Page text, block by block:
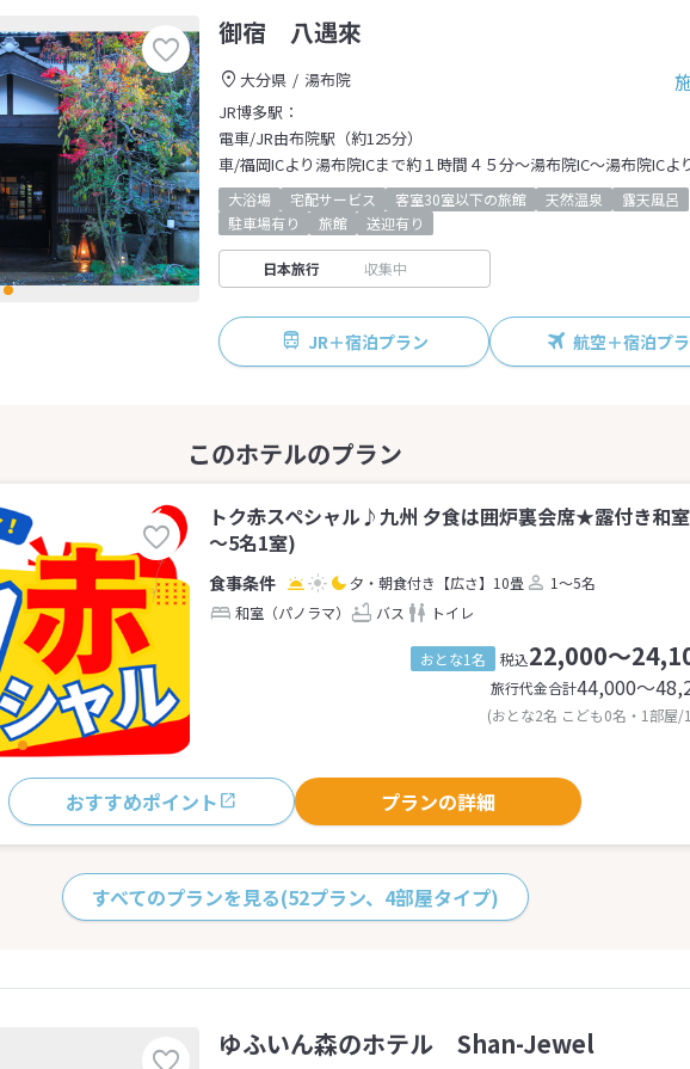
御宿 八遇來
大分県
湯布院
JR博多駅：
電車/JR由布院駅（約125分）
車/福岡ICより湯布院ICまで約１時間４５分～湯布院IC～湯布院ICよ
大浴場 宅配サービス 客室30室以下の旅館 天然温泉
露天風呂
駐車場有り
旅館 送迎有り
日本旅行 収集中
JR＋宿泊プラン 航空＋宿泊プ
トク赤スペシャル♪九州 夕食は囲炉裏会席★露付き和
～5名1室)
夕・朝食付き 【広さ】10畳
1～5名
和室（パノラマ）
バス トイレ
おとな1名 税込22,000～
旅行代金合計44,000〜
(おとな2名 こども0名・1部屋/
おすすめポイント プランの詳細
すべてのプランを見る(52プラン、4部屋タイプ)
ゆふいん森のホテル Shan-Jewel